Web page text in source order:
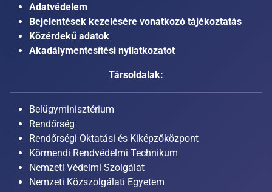
Adatvédelem
Bejelentések kezelésére vonatkozó tájékoztatás
Közérdekű adatok
Akadálymentesítési nyilatkozatot
Társoldalak:
Belügyminisztérium
Rendőrség
Rendőrségi Oktatási és Kiképzőközpont
Körmendi Rendvédelmi Technikum
Nemzeti Védelmi Szolgálat
Nemzeti Közszolgálati Egyetem